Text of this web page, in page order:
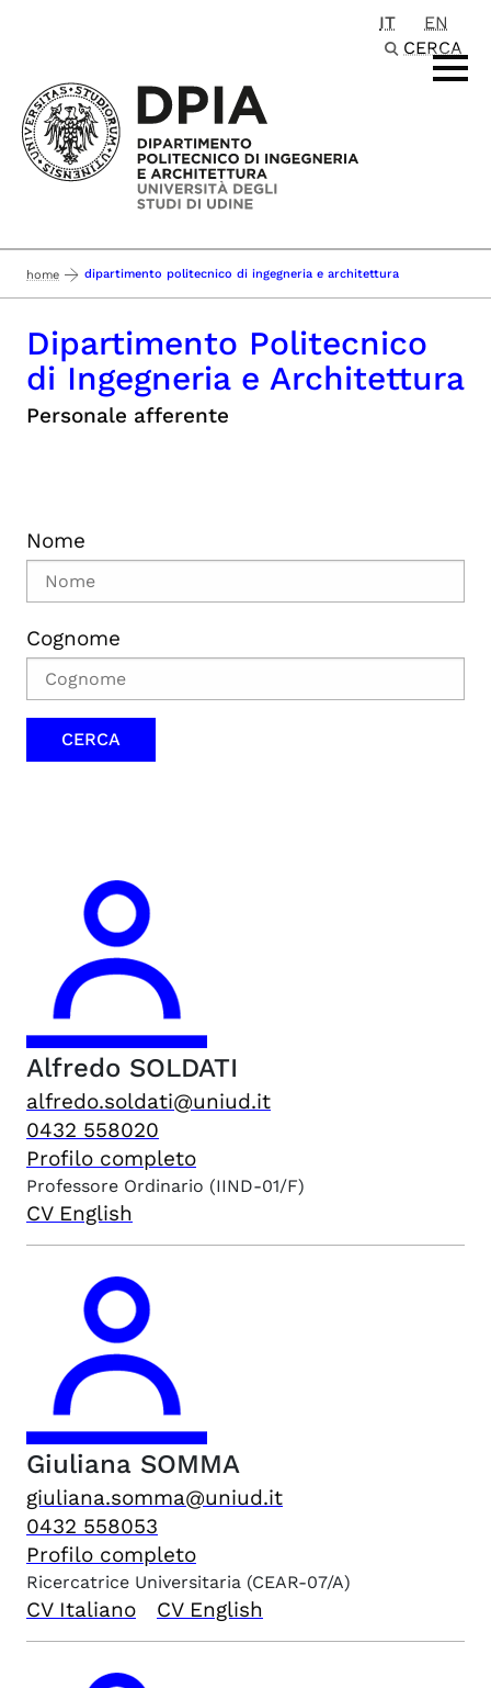
IT
EN
CERCA
home dipartimento politecnico di ingegneria e architettura
Dipartimento Politecnico
di Ingegneria e Architettura
Personale afferente
Nome
Cognome
Alfredo SOLDATI
alfredo.soldati@uniud.it
0432 558020
Profilo completo
Professore Ordinario (IIND-01/F)
CV English
Giuliana SOMMA
giuliana.somma@uniud.it
0432 558053
Profilo completo
Ricercatrice Universitaria (CEAR-07/A)
CV Italiano CV English